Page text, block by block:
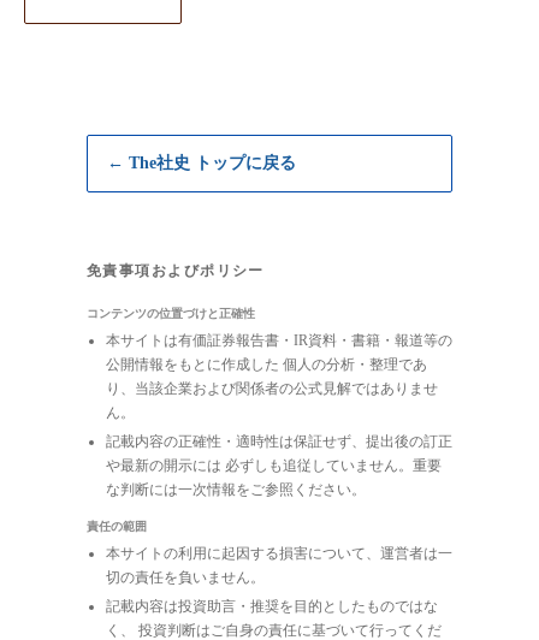
← The社史 トップに戻る
免責事項およびポリシー
コンテンツの位置づけと正確性
本サイトは有価証券報告書・IR資料・書籍・報道等の
公開情報をもとに作成した 個人の分析・整理であ
り、当該企業および関係者の公式見解ではありませ
ん。
記載内容の正確性・適時性は保証せず、提出後の訂正
や最新の開示には 必ずしも追従していません。重要
な判断には一次情報をご参照ください。
責任の範囲
本サイトの利用に起因する損害について、運営者は一
切の責任を負いません。
記載内容は投資助言・推奨を目的としたものではな
く、 投資判断はご自身の責任に基づいて行ってくだ